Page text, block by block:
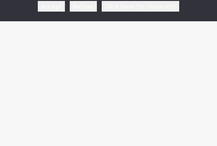
Review Articles